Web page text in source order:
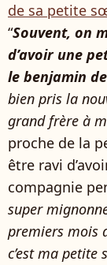
de sa petite
“Souvent, on
d’avoir une
le benjamin
bien pris la
grand frère à
proche de la
être ravi
compagnie
super
premiers mois
c’est ma